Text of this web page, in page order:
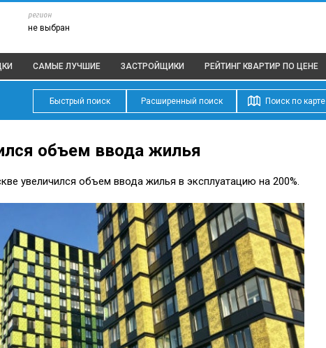
регион
не выбран
САМЫЕ ЛУЧШИЕ ЗАСТРОЙЩИКИ РЕЙТИНГ КВАРТИР ПО ЦЕНЕ
Быстрый поиск Расширенный поиск Поиск по карте
объем ввода жилья
увеличился объем ввода жилья в эксплуатацию на 200%.